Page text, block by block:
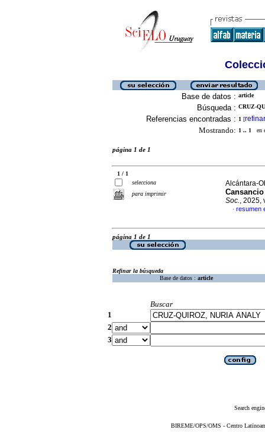
Base de datos : article
Búsqueda : CRUZ-
Referencias encontradas : 1 [refinar
Mostrando: 1 .. 1 en
página 1 de 1
1 / 1
selecciona
para imprimir
Alcántara-
Soc., 2025,
· resumen
página 1 de 1
Refinar la búsqueda
Base de datos : article
Buscar
1
2
3
Search
BIREME/OPS/OMS - Centro